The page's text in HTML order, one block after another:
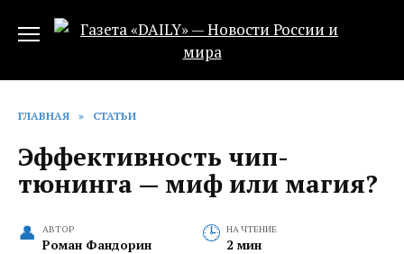
ГЛАВНАЯ » СТАТЬИ
Эффективность чип-
тюнинга — миф или магия?
АВТОР
Роман Фандорин
НА ЧТЕНИЕ
2 мин